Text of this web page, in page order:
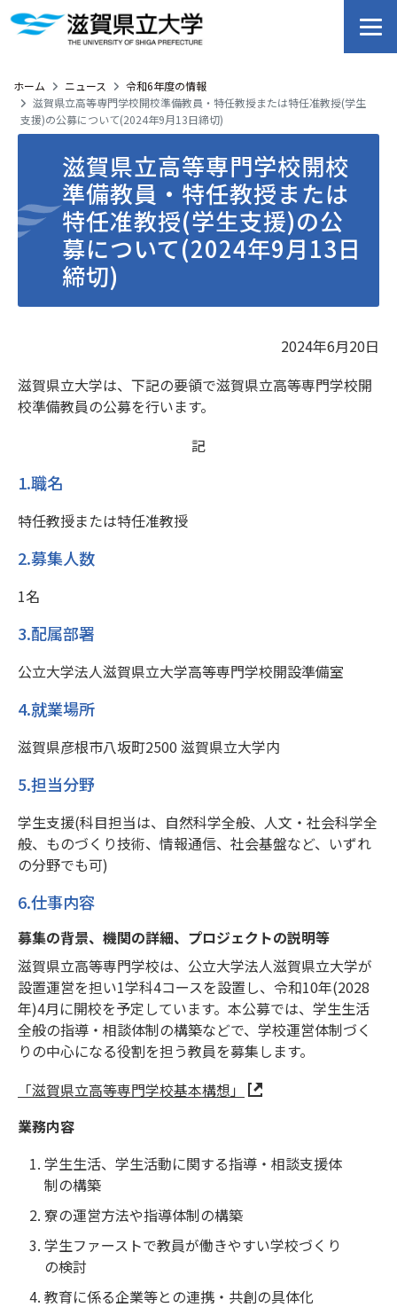
ホーム ニュース
令和6年度の情報
滋賀県立高等専門学校開校準備教員・特任教授または特任准教授(学生
支援)の公募について(2024年9月13日締切)
滋賀県立高等専門学校開校
準備教員・特任教授または
特任准教授(学生支援)の公
募について(2024年9月13日
締切)
2024年6月20日
滋賀県立大学は、下記の要領で滋賀県立高等専門学校開
校準備教員の公募を行います。
記
1.職名
特任教授または特任准教授
2.募集人数
1名
3.配属部署
公立大学法人滋賀県立大学高等専門学校開設準備室
4.就業場所
滋賀県彦根市八坂町2500 滋賀県立大学内
5.担当分野
学生支援(科目担当は、自然科学全般、人文・社会科学全
般、ものづくり技術、情報通信、社会基盤など、いずれ
の分野でも可)
6.仕事内容
募集の背景、機関の詳細、プロジェクトの説明等
滋賀県立高等専門学校は、公立大学法人滋賀県立大学が
設置運営を担い1学科4コースを設置し、令和10年(2028
年)4月に開校を予定しています。本公募では、学生生活
全般の指導・相談体制の構築などで、学校運営体制づく
りの中心になる役割を担う教員を募集します。
「滋賀県立高等専門学校基本構想」
業務内容
学生生活、学生活動に関する指導・相談支援体
制の構築
寮の運営方法や指導体制の構築
学生ファーストで教員が働きやすい学校づくり
の検討
教育に係る企業等との連携・共創の具体化